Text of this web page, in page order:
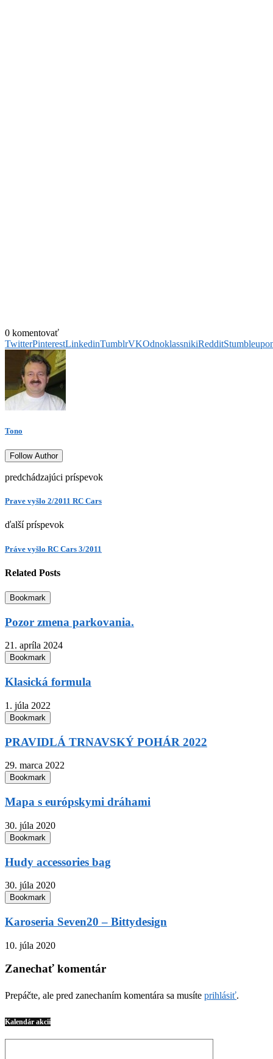
0 komentovať
TwitterPinterestLinkedinTumblrVKOdnoklassnikiReddit
Tono
Follow Author
predchádzajúci príspevok
Prave vyšlo 2/2011 RC Cars
ďalší príspevok
Práve vyšlo RC Cars 3/2011
Related Posts
Bookmark
Pozor zmena parkovania.
21. apríla 2024
Bookmark
Klasická formula
1. júla 2022
Bookmark
PRAVIDLÁ TRNAVSKÝ POHÁR 2022
29. marca 2022
Bookmark
Mapa s európskymi dráhami
30. júla 2020
Bookmark
Hudy accessories bag
30. júla 2020
Bookmark
Karoseria Seven20 – Bittydesign
10. júla 2020
Zanechať komentár
Prepáčte, ale pred zanechaním komentára sa musíte prihlásiť.
Kalendár akcií